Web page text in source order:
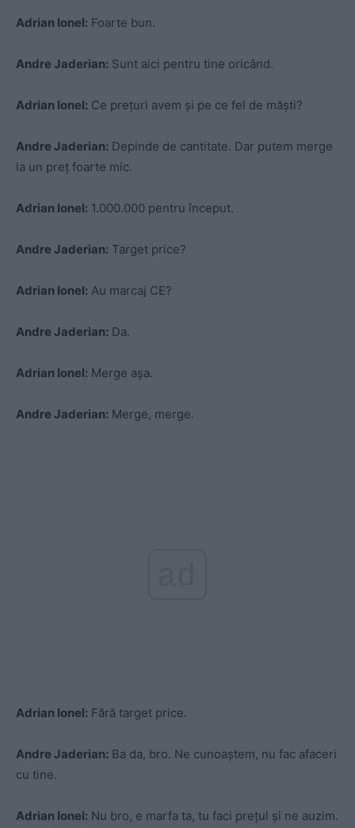
Adrian Ionel: Foarte bun.
Andre Jaderian: Sunt aici pentru tine oricând.
Adrian Ionel: Ce prețuri avem și pe ce fel de măști?
Andre Jaderian: Depinde de cantitate. Dar putem merge
la un preț foarte mic.
Adrian Ionel: 1.000.000 pentru început.
Andre Jaderian: Target price?
Adrian Ionel: Au marcaj CE?
Andre Jaderian: Da.
Adrian Ionel: Merge așa.
Andre Jaderian: Merge, merge.
Adrian Ionel: Fără target price.
Andre Jaderian: Ba da, bro. Ne cunoaștem, nu fac afaceri
cu tine.
Adrian Ionel: Nu bro, e marfa ta, tu faci prețul și ne auzim.